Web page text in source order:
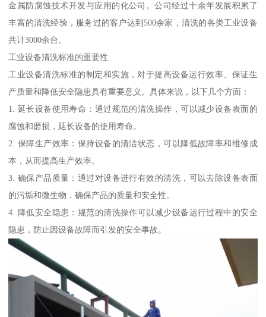
金属防腐蚀技术开发与应用的化公司。公司经过十余年发展积累了
丰富的清洗经验，服务过的客户达到500余家，清洗的各类工业设备
共计3000余台。
工业设备清洗标准的重要性
工业设备清洗标准的制定和实施，对于提高设备运行效率、保证生
产质量和降低安全隐患具有重要意义。具体来说，以下几个方面：
1. 延长设备使用寿命：通过规范的清洗操作，可以减少设备表面的
腐蚀和磨损，延长设备的使用寿命。
2. 保障生产效率：保持设备的清洁状态，可以降低故障率和维修成
本，从而提高生产效率。
3. 确保产品质量：通过对设备进行有效的清洗，可以去除设备表面
的污垢和微生物，确保产品的质量和安全性。
4. 降低安全隐患：规范的清洗操作可以减少设备运行过程中的安全
隐患，防止因设备故障而引发的安全事故。